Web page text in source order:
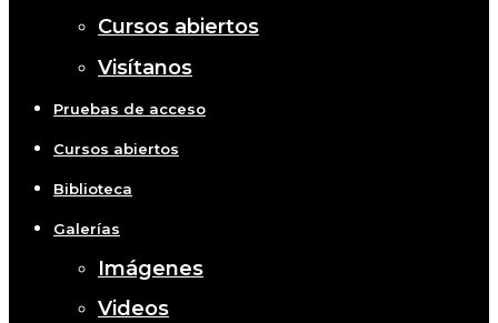
Cursos abiertos
Visítanos
Pruebas de acceso
Cursos abiertos
Biblioteca
Galerías
Imágenes
Videos